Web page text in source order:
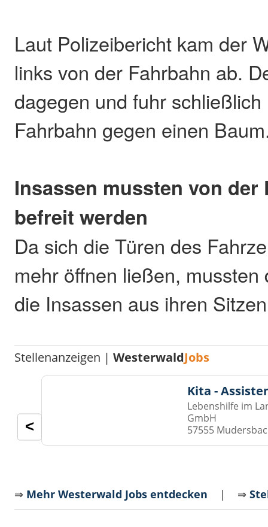
Laut Polizeibericht kam der
links von der Fahrbahn ab.
dagegen und fuhr
Fahrbahn gegen einen
Insassen mussten von der
befreit werden
Da sich die Türen des
mehr öffnen ließen,
die Insassen aus ihren
Stellenanzeigen |WesterwaldJobs
Kita -
Lebenshilfe im
GmbH
57555
<
⇒ Mehr Westerwald Jobs entdecken | ⇒